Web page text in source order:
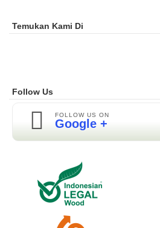
Temukan Kami Di
Follow Us
FOLLOW US ON
Google +